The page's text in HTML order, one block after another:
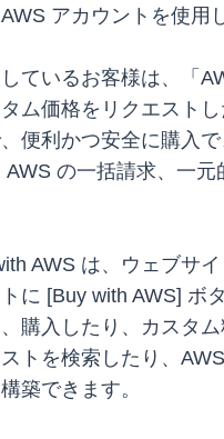
アカウントを使用
ているお客様は、「
ム価格をリクエスト
便利かつ安全に購入
の一括請求、一
AWS は、ウェブサ
に [Buy with AWS]
購入したり、カスタ
トを検索したり、
築できます。